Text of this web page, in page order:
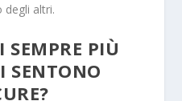
degli altri.
SEMPRE PIÙ
SENTONO